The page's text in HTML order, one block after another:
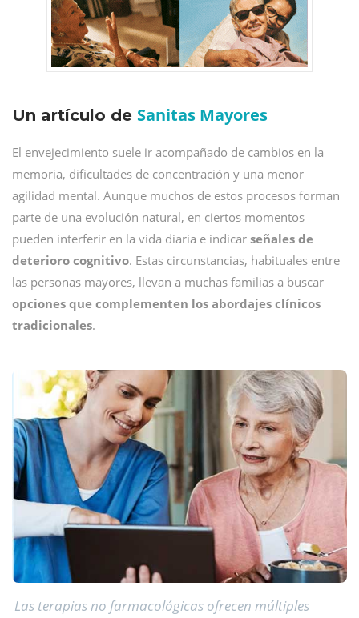
Un artículo de Sanitas Mayores
El envejecimiento suele ir acompañado de cambios en la
memoria, dificultades de concentración y una menor
agilidad mental. Aunque muchos de estos procesos forman
parte de una evolución natural, en ciertos momentos
pueden interferir en la vida diaria e indicar señales de
deterioro cognitivo. Estas circunstancias, habituales entre
las personas mayores, llevan a muchas familias a buscar
opciones que complementen los abordajes clínicos
tradicionales.
Las terapias no farmacológicas ofrecen múltiples